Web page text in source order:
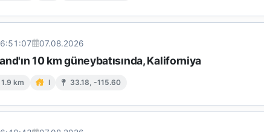
07.08.2026
10 km güneybatısında, Kaliforniya
1.9 km I 33.18, -115.60